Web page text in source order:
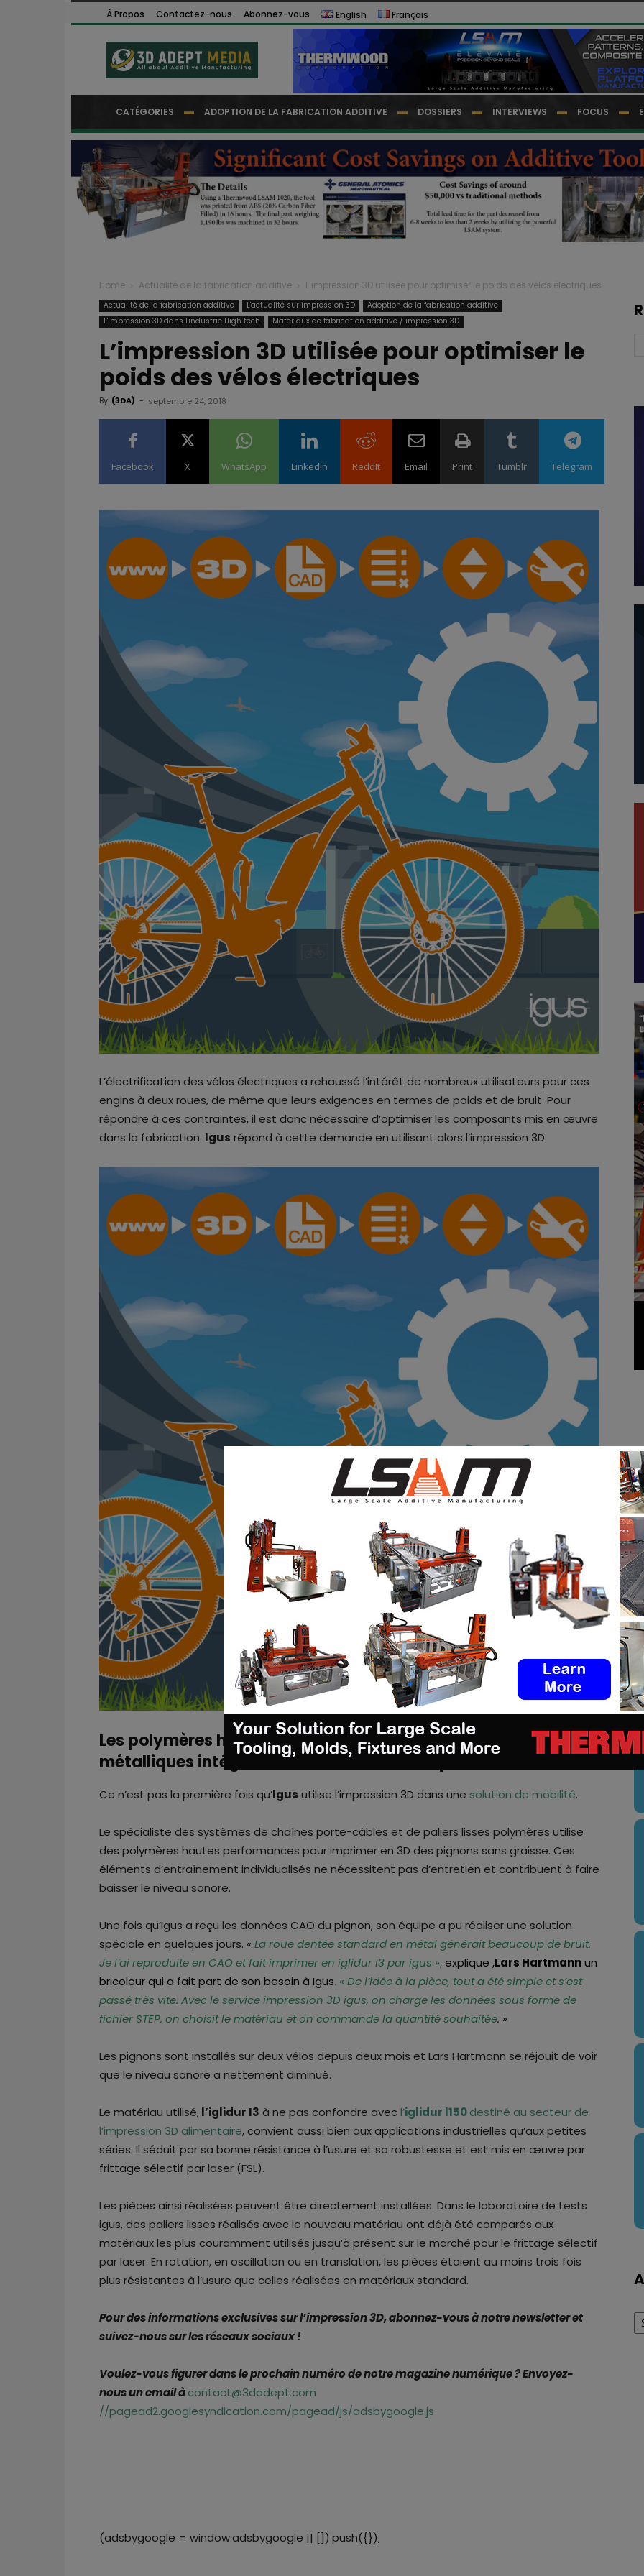
À Propos Contactez-nous Abonnez-vous English Français
CATÉGORIES ADOPTION DE LA FABRICATION ADDITIVE DOSSIERS INTERVIEWS FOCUS
Home Actualité de la fabrication additive L’impression 3D utilisée pour optimiser le poids des vélos électriques
Actualité de la fabrication additive L'actualité sur impression 3D
Adoption de la fabrication additive
L'impression 3D dans l'industrie High tech
Matériaux de fabrication additive / impression 3D
L’impression 3D utilisée pour optimiser le
poids des vélos électriques
By (3DA) - septembre 24, 2018
Facebook X WhatsApp Linkedin ReddIt Email Print Tumblr Telegram
L’électrification des vélos électriques a rehaussé l’intérêt de nombreux utilisateurs pour ces
engins à deux roues, de même que leurs exigences en termes de poids et de bruit. Pour
répondre à ces contraintes, il est donc nécessaire d’optimiser les composants mis en œuvre
dans la fabrication. Igus répond à cette demande en utilisant alors l’impression 3D.
Les polymères hautes performances vs les solutions
métalliques intégrées dans un vélo électrique
Ce n’est pas la première fois qu’Igus utilise l’impression 3D dans une solution de mobilité.
Le spécialiste des systèmes de chaînes porte-câbles et de paliers lisses polymères utilise
des polymères hautes performances pour imprimer en 3D des pignons sans graisse. Ces
éléments d’entraînement individualisés ne nécessitent pas d’entretien et contribuent à faire
baisser le niveau sonore.
Une fois qu’Igus a reçu les données CAO du pignon, son équipe a pu réaliser une solution
spéciale en quelques jours. « La roue dentée standard en métal générait beaucoup de bruit.
Je l’ai reproduite en CAO et fait imprimer en iglidur I3 par igus »,explique ,Lars Hartmannun
bricoleur qui a fait part de son besoin à Igus. « De l’idée à la pièce, tout a été simple et s’est
passé très vite. Avec le service impression 3D igus, on charge les données sous forme de
fichier STEP, on choisit le matériau et on commande la quantité souhaitée. »
Les pignons sont installés sur deux vélos depuis deux mois et Lars Hartmann se réjouit de voir
que le niveau sonore a nettement diminué.
Le matériau utilisé,l’iglidur I3 à ne pas confondre avecl’iglidur l150destiné au secteur de
l’impression 3D alimentaire, convient aussi bien aux applications industrielles qu’aux petites
séries. Il séduit par sa bonne résistance à l’usure et sa robustesse et est mis en œuvre par
frittage sélectif par laser (FSL).
Les pièces ainsi réalisées peuvent être directement installées. Dans le laboratoire de tests
igus, des paliers lisses réalisés avec le nouveau matériau ont déjà été comparés aux
matériaux les plus couramment utilisés jusqu’à présent sur le marché pour le frittage sélectif
par laser. En rotation, en oscillation ou en translation, les pièces étaient au moins trois fois
plus résistantes à l’usure que celles réalisées en matériaux standard.
Pour des informations exclusives sur l’impression 3D, abonnez-vous à notre newsletter et
suivez-nous sur les réseaux sociaux !
Voulez-vous figurer dans le prochain numéro de notre magazine numérique ? Envoyez-
nous un email àcontact@3dadept.com
//pagead2.googlesyndication.com/pagead/js/adsbygoogle.js
(adsbygoogle = window.adsbygoogle || []).push({});